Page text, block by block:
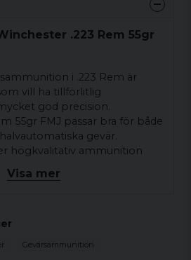
.223 Rem 55gr
i .223 Rem är
vill ha tillförlitlig
god precision.
55gr FMJ passar bra för både
gevär.
högkvalitativ ammunition
och skyttars behov.
Jacket
3,6 g
Visa mer
Gevärsammunition